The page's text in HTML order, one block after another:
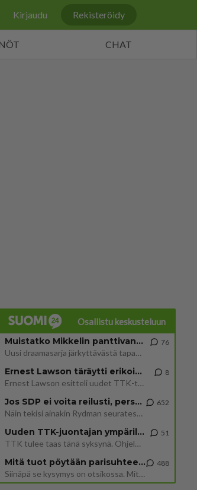
Kirjaudu Rekisteröidy
CHAT
Osallistu keskusteluun
Muistatko Mikkelin panttivankidraaman?
Uusi draamasarja järkyttävästä tapauksesta on tulossa. Tositapahtumiin perustuva sarja ammentaa vuoden 1986 Mikkelin pan
76
Ernest Lawson täräytti erikoisen heiton TTK-lehdistötilaisuudessa: " Onko tässä tarkoituksena...?"
Ernest Lawson esitteli uudet TTK-tähtioppilaat ja opettajat torstaina 6.8. lehdistölle. Tulevalla kaudella on yksi hausk
8
Jos SDP ei voita reilusti, persut kumoavat demokratian Suomesta
Näin tekisi ainakin Rydman seuratessaan idolinsa Trumpin mallia https://www.is.fi/politiikka/art-2000012187244.html
652
Uuden TTK-juontajan ympärillä epätietoisuus sakenee - Nyt MTV hämmentää soppaa
TTK tulee taas tänä syksynä. Ohjelman uudet tähtioppilaat julkistetaan torstaina 6. elokuuta klo 14 alkavassa lehdistö
51
Mitä tuot pöytään parisuhteessa?
Siinäpä se kysymys on otsikossa. Mitäpä siis tuot/toisit pöytään parisuhteessa? Oletko mies vai nainen? Koetko sen mitä
488